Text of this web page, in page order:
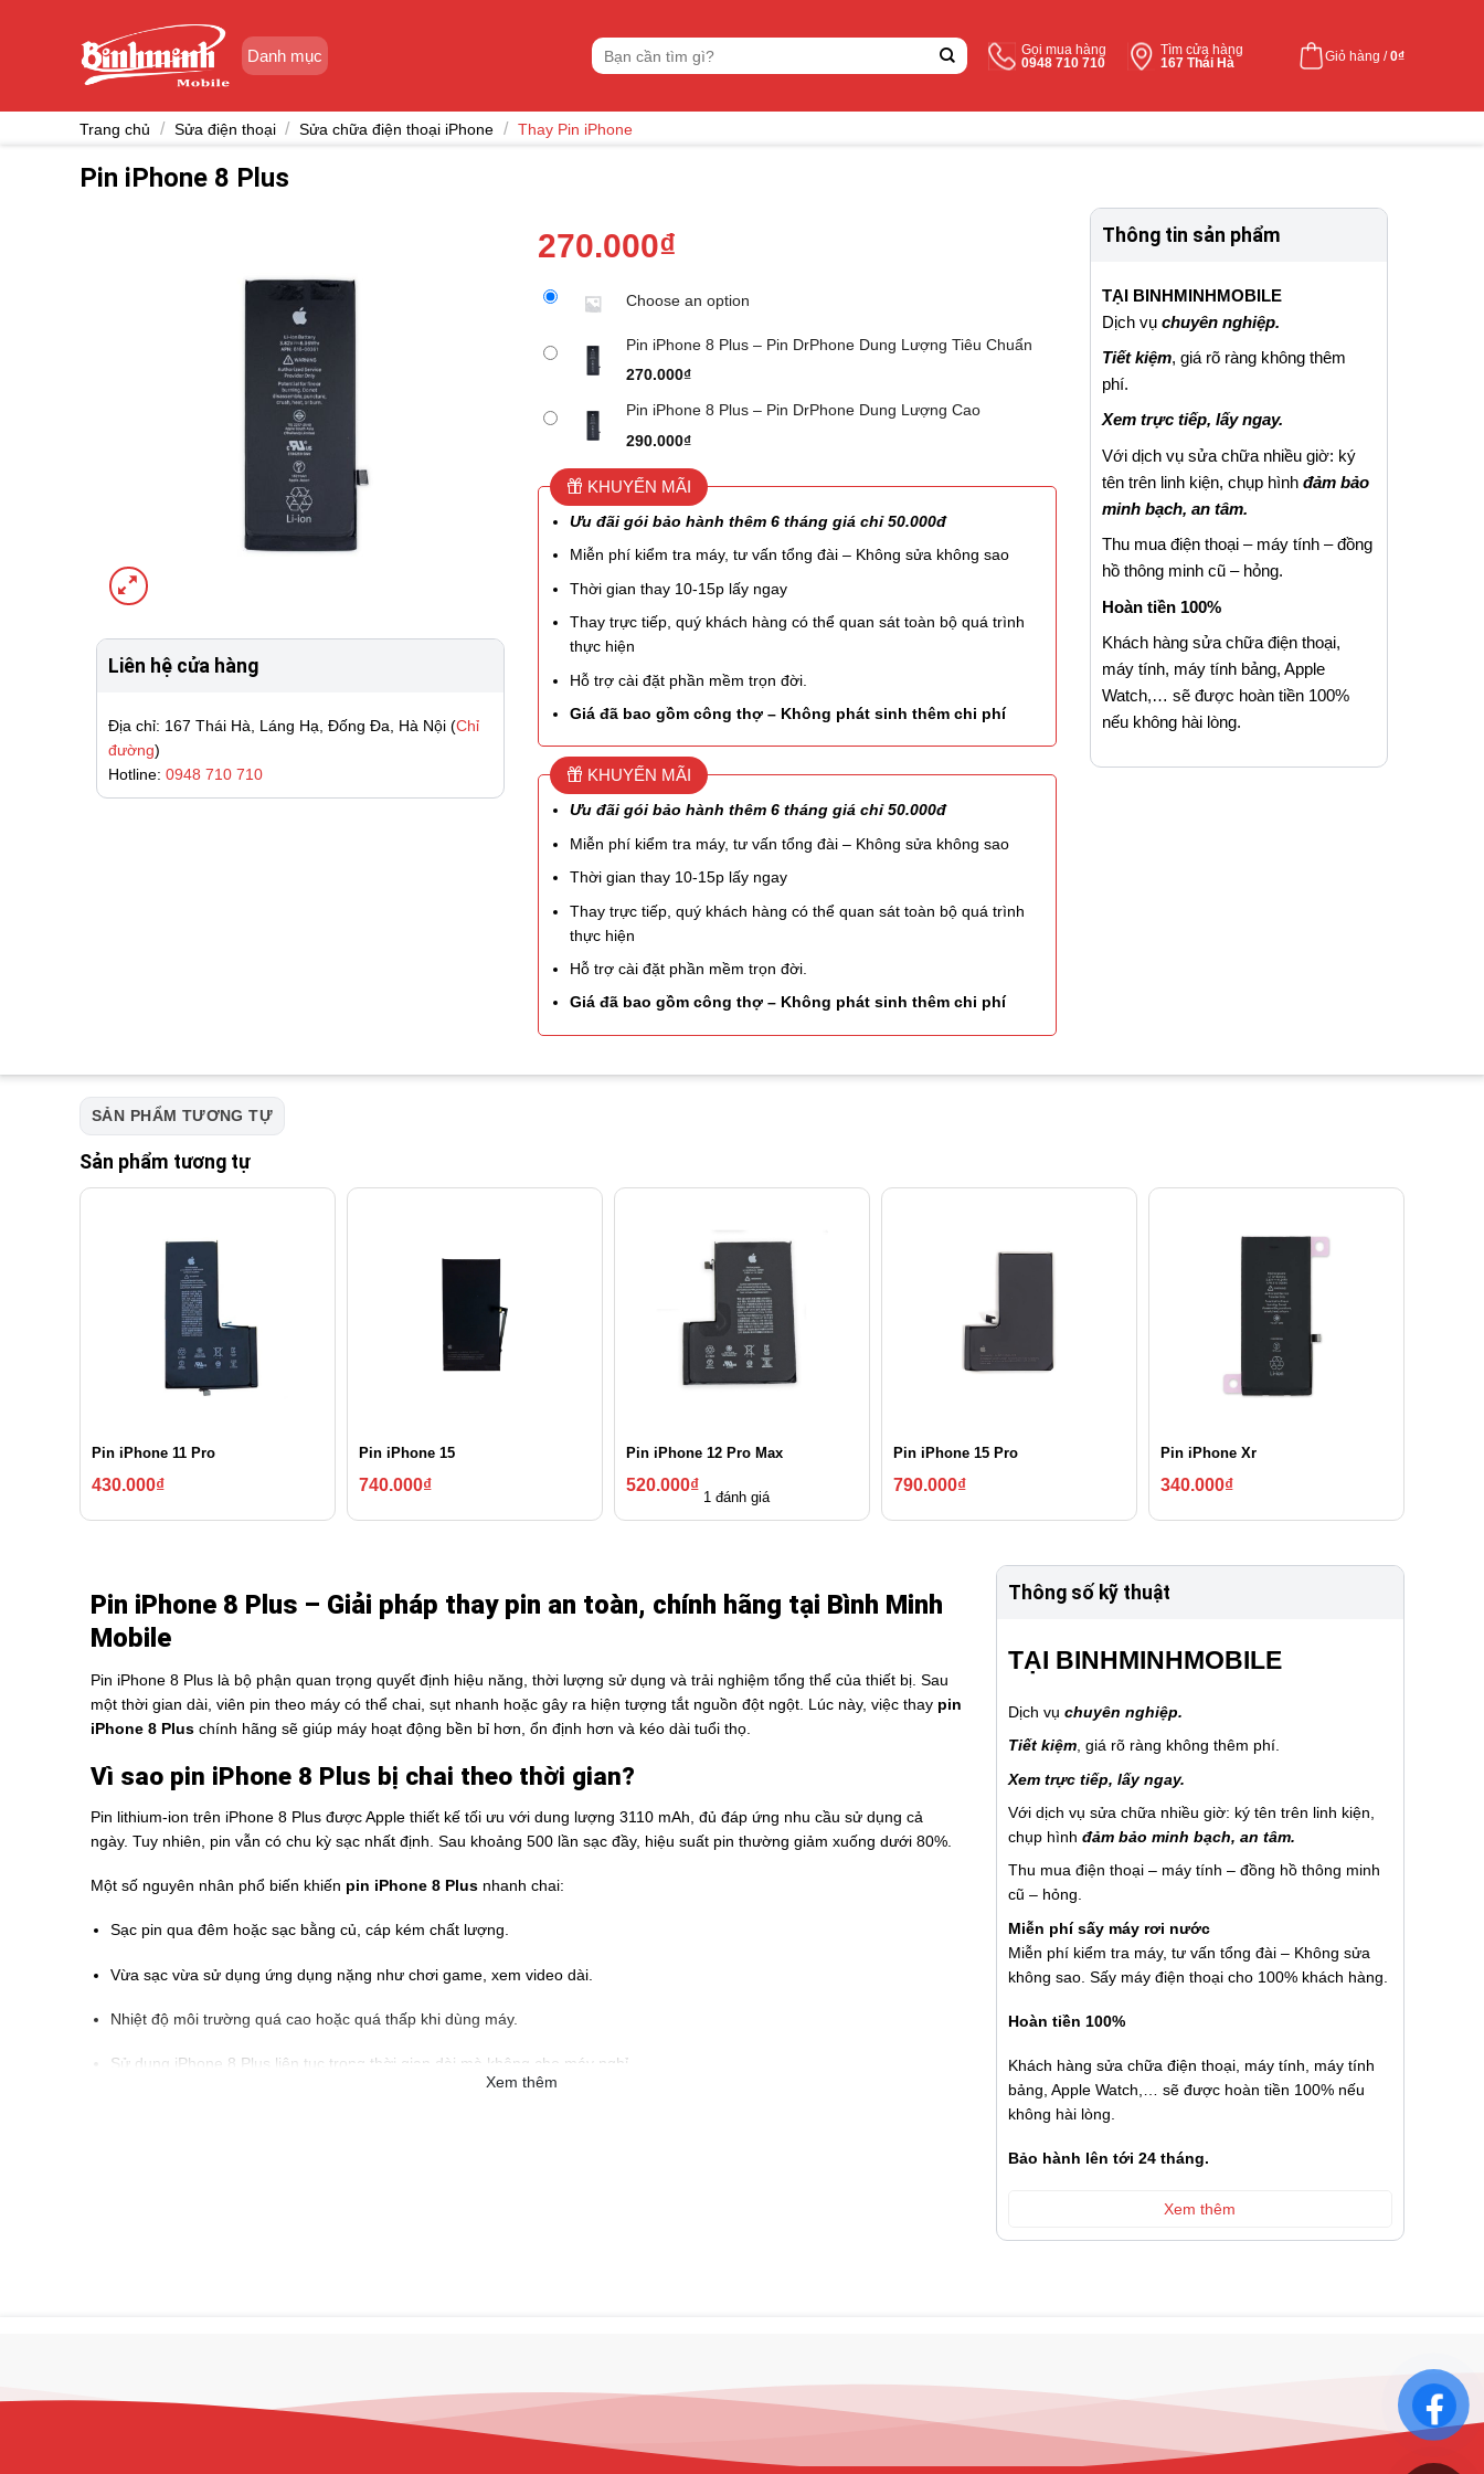
Danh mục
Tìm
kiếm:
Gọi mua hàng
0948 710 710
Tìm cửa hàng
167 Thái Hà
Giỏ hàng /0₫
Trang chủ / Sửa điện thoại / Sửa chữa điện thoại iPhone / Thay Pin iPhone
Pin iPhone 8 Plus
Liên hệ cửa hàng
Địa chỉ: 167 Thái Hà, Láng Hạ, Đống Đa, Hà Nội (Chỉ
đường)
Hotline: 0948 710 710
270.000₫
Choose an option
Pin iPhone 8 Plus – Pin DrPhone Dung Lượng Tiêu Chuẩn
270.000₫
Pin iPhone 8 Plus – Pin DrPhone Dung Lượng Cao
290.000₫
KHUYẾN MÃI
Ưu đãi gói bảo hành thêm 6 tháng giá chỉ 50.000đ
Miễn phí kiểm tra máy, tư vấn tổng đài – Không sửa không sao
Thời gian thay 10-15p lấy ngay
Thay trực tiếp, quý khách hàng có thể quan sát toàn bộ quá trình
thực hiện
Hỗ trợ cài đặt phần mềm trọn đời.
Giá đã bao gồm công thợ – Không phát sinh thêm chi phí
KHUYẾN MÃI
Ưu đãi gói bảo hành thêm 6 tháng giá chỉ 50.000đ
Miễn phí kiểm tra máy, tư vấn tổng đài – Không sửa không sao
Thời gian thay 10-15p lấy ngay
Thay trực tiếp, quý khách hàng có thể quan sát toàn bộ quá trình
thực hiện
Hỗ trợ cài đặt phần mềm trọn đời.
Giá đã bao gồm công thợ – Không phát sinh thêm chi phí
Thông tin sản phẩm
TẠI BINHMINHMOBILE
Dịch vụ chuyên nghiệp.
Tiết kiệm, giá rõ ràng không thêm
phí.
Xem trực tiếp, lấy ngay.
Với dịch vụ sửa chữa nhiều giờ: ký
tên trên linh kiện, chụp hình đảm bảo
minh bạch, an tâm.
Thu mua điện thoại – máy tính – đồng
hồ thông minh cũ – hỏng.
Hoàn tiền 100%
Khách hàng sửa chữa điện thoại,
máy tính, máy tính bảng, Apple
Watch,… sẽ được hoàn tiền 100%
nếu không hài lòng.
SẢN PHẨM TƯƠNG TỰ
Sản phẩm tương tự
Pin iPhone 11 Pro
430.000₫
Pin iPhone 15
740.000₫
Pin iPhone 12 Pro Max
520.000₫
1 đánh giá
Pin iPhone 15 Pro
790.000₫
Pin iPhone Xr
340.000₫
Pin iPhone 8 Plus – Giải pháp thay pin an toàn, chính hãng tại Bình Minh
Mobile
Pin iPhone 8 Plus là bộ phận quan trọng quyết định hiệu năng, thời lượng sử dụng và trải nghiệm tổng thể của thiết bị. Sau
một thời gian dài, viên pin theo máy có thể chai, sụt nhanh hoặc gây ra hiện tượng tắt nguồn đột ngột. Lúc này, việc thay pin
iPhone 8 Pluschính hãng sẽ giúp máy hoạt động bền bỉ hơn, ổn định hơn và kéo dài tuổi thọ.
Vì sao pin iPhone 8 Plus bị chai theo thời gian?
Pin lithium-ion trên iPhone 8 Plus được Apple thiết kế tối ưu với dung lượng 3110 mAh, đủ đáp ứng nhu cầu sử dụng cả
ngày. Tuy nhiên, pin vẫn có chu kỳ sạc nhất định. Sau khoảng 500 lần sạc đầy, hiệu suất pin thường giảm xuống dưới 80%.
Một số nguyên nhân phổ biến khiến pin iPhone 8 Plusnhanh chai:
Sạc pin qua đêm hoặc sạc bằng củ, cáp kém chất lượng.
Vừa sạc vừa sử dụng ứng dụng nặng như chơi game, xem video dài.
Nhiệt độ môi trường quá cao hoặc quá thấp khi dùng máy.
Sử dụng iPhone 8 Plus liên tục trong thời gian dài mà không cho máy nghỉ.
Xem thêm
Thông số kỹ thuật
TẠI BINHMINHMOBILE
Dịch vụ chuyên nghiệp.
Tiết kiệm, giá rõ ràng không thêm phí.
Xem trực tiếp, lấy ngay.
Với dịch vụ sửa chữa nhiều giờ: ký tên trên linh kiện,
chụp hình đảm bảo minh bạch, an tâm.
Thu mua điện thoại – máy tính – đồng hồ thông minh
cũ – hỏng.
Miễn phí sấy máy rơi nước
Miễn phí kiểm tra máy, tư vấn tổng đài – Không sửa
không sao. Sấy máy điện thoại cho 100% khách hàng.
Hoàn tiền 100%
Khách hàng sửa chữa điện thoại, máy tính, máy tính
bảng, Apple Watch,… sẽ được hoàn tiền 100% nếu
không hài lòng.
Bảo hành lên tới 24 tháng.
Xem thêm